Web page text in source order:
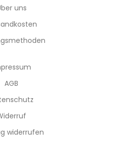
uns
AGB
widerrufen